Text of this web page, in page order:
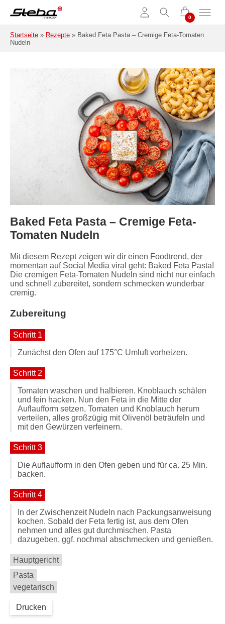
Startseite » Rezepte » Baked Feta Pasta – Cremige Feta-Tomaten
Nudeln
Baked Feta Pasta – Cremige Feta-
Tomaten Nudeln
Mit diesem Rezept zeigen wir dir einen Foodtrend, der
momentan auf Social Media viral geht: Baked Feta Pasta!
Die cremigen Feta-Tomaten Nudeln sind nicht nur einfach
und schnell zubereitet, sondern schmecken wunderbar
cremig.
Zubereitung
Schritt 1
Zunächst den Ofen auf 175°C Umluft vorheizen.
Schritt 2
Tomaten waschen und halbieren. Knoblauch schälen
und fein hacken. Nun den Feta in die Mitte der
Auflaufform setzen, Tomaten und Knoblauch herum
verteilen, alles großzügig mit Olivenöl beträufeln und
mit den Gewürzen verfeinern.
Schritt 3
Die Auflaufform in den Ofen geben und für ca. 25 Min.
backen.
Schritt 4
In der Zwischenzeit Nudeln nach Packungsanweisung
kochen. Sobald der Feta fertig ist, aus dem Ofen
nehmen und alles gut durchmischen. Pasta
dazugeben, ggf. nochmal abschmecken und genießen.
Hauptgericht
Pasta
vegetarisch
Drucken